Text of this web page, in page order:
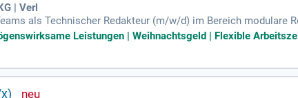
| Verl
als Technischer Redakteur (m/w/d) im Bereich modulare
Dokumentationen, wie Betriebsanleitungen
oder einem verwandten Bereich und Erfahrung im
Inhalte verständlich präsentieren können. Wir bieten
für kreative Ideen. Bewerben Sie sich jetzt und
Leistungen | Weihnachtsgeld | Flexible